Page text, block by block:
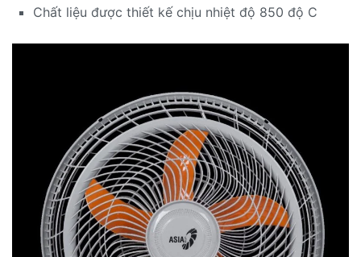
Chất liệu được thiết kế chịu nhiệt độ 850 độ C